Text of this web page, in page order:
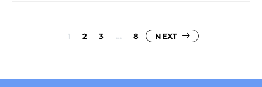
Pagination
1 2 3 … 8 NEXT